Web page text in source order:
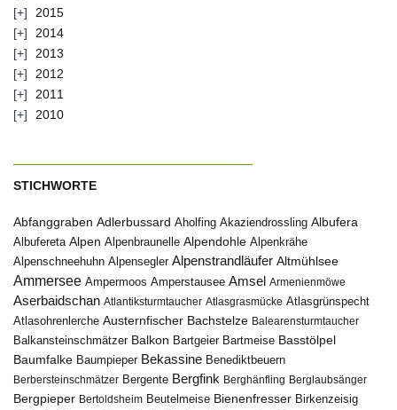
2015
2014
2013
2012
2011
2010
STICHWORTE
Abfanggraben Adlerbussard Aholfing Akaziendrossling Albufera
Albufereta Alpen Alpenbraunelle Alpendohle Alpenkrähe
Alpenschneehuhn Alpensegler Alpenstrandläufer Altmühlsee
Ammersee Ampermoos Amperstausee Amsel Armenienmöwe
Aserbaidschan Atlantiksturmtaucher Atlasgrasmücke Atlasgrünspecht
Atlasohrenlerche Austernfischer Bachstelze Balearensturmtaucher
Balkansteinschmätzer Balkon Bartgeier Bartmeise Basstölpel
Baumfalke Baumpieper Bekassine Benediktbeuern
Berbersteinschmätzer Bergente Bergfink Berghänfling Berglaubsänger
Bergpieper Bertoldsheim Beutelmeise Bienenfresser Birkenzeisig